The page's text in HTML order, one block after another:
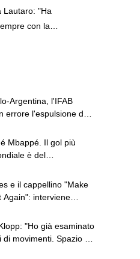
Lautaro: "Ha
con la
Argentina, l'IFAB
errore l'espulsione del
Mbappé. Il gol più
è del
e il cappellino "Make
Again": interviene
"Ho già esaminato
movimenti. Spazio ai